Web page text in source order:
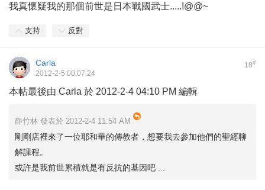
我真懷疑我的那個前世是日本戰國武士.....!@@~
支持 反對
18#
Carla
2012-2-5 00:07:24
本帖最後由 Carla 於 2012-2-4 04:10 PM 編輯
靜竹林 發表於 2012-2-4 11:54 AM
剛剛店裡來了一位耶和華的傳教者，想要我去參加他們的聖經聊
解課程。
或許是我前世累積就是有反抗的基因吧 ...